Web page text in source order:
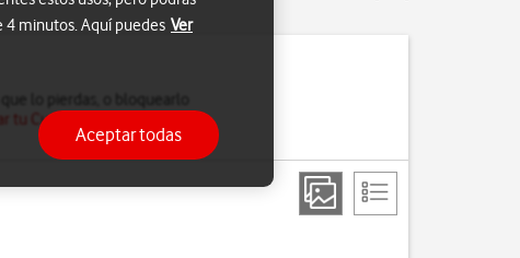
tu Cuenta de Apple en el
minutos. Aquí puedes Ver
Aceptar todas